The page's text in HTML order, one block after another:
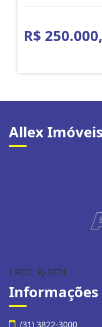
R$
Allex Imóveis
CRECI: PJ-3774
Informações
(31) 3822-3000